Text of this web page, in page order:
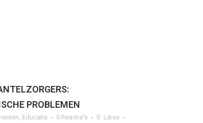
PROBLEMEN
, Educatie 0 Reactie's 0 Likes